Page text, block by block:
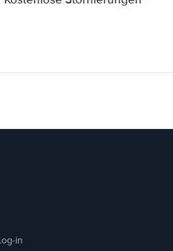
in